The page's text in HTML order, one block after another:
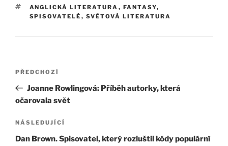
ŠTÍTKY
ANGLICKÁ LITERATURA , FANTASY,
SPISOVATELÉ , SVĚTOVÁ LITERATURA
Navigace
příspěvek
Předchozí
příspěvek
PŘEDCHOZÍ
Joanne Rowlingová: Příběh autorky, která
očarovala svět
Následující
příspěvek
NÁSLEDUJÍCÍ
Dan Brown. Spisovatel, který rozluštil kódy populární